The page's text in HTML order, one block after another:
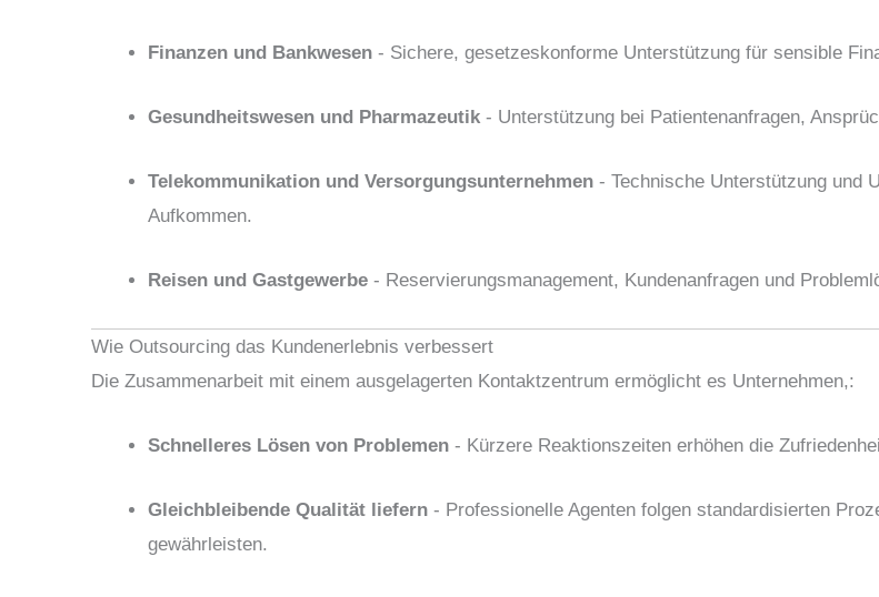
Finanzen und Bankwesen - Sichere, gesetzeskonforme Unterstützung für sensible
Gesundheitswesen und Pharmazeutik - Unterstützung bei Patientenanfragen,
Telekommunikation und Versorgungsunternehmen - Technische Unterstützung und
Aufkommen.
Reisen und Gastgewerbe - Reservierungsmanagement, Kundenanfragen und
Wie Outsourcing das Kundenerlebnis verbessert
Die Zusammenarbeit mit einem ausgelagerten Kontaktzentrum ermöglicht es Unternehmen,:
Schnelleres Lösen von Problemen - Kürzere Reaktionszeiten erhöhen die
Gleichbleibende Qualität liefern - Professionelle Agenten folgen standardisierten
gewährleisten.